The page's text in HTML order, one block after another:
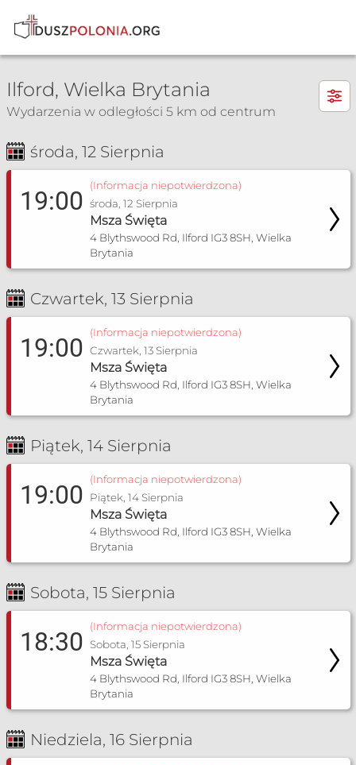
×
Msza Św. i nabożeństwa
Ilford, Wielka Brytania
Wydarzenia w odległości 5 km od centrum
środa, 12 Sierpnia
19:00
(Informacja niepotwierdzona)
środa, 12 Sierpnia
Msza Święta
4 Blythswood Rd, Ilford IG3 8SH, Wielka
Brytania
Czwartek, 13 Sierpnia
19:00
(Informacja niepotwierdzona)
Czwartek, 13 Sierpnia
Msza Święta
4 Blythswood Rd, Ilford IG3 8SH, Wielka
Brytania
Piątek, 14 Sierpnia
19:00
(Informacja niepotwierdzona)
Piątek, 14 Sierpnia
Msza Święta
4 Blythswood Rd, Ilford IG3 8SH, Wielka
Brytania
Sobota, 15 Sierpnia
18:30
(Informacja niepotwierdzona)
Sobota, 15 Sierpnia
Msza Święta
4 Blythswood Rd, Ilford IG3 8SH, Wielka
Brytania
Niedziela, 16 Sierpnia